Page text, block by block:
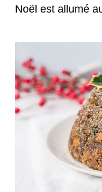
Noël est allumé